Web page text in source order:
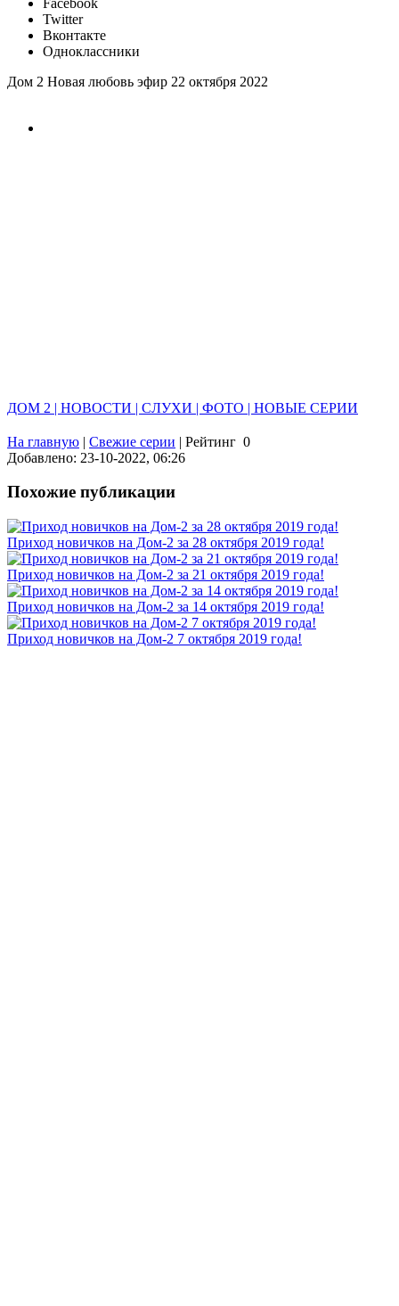
Twitter
Вконтакте
Одноклассники
Дом 2 Новая любовь эфир 22 октября 2022
ДОМ 2 | НОВОСТИ | СЛУХИ | ФОТО | НОВЫЕ СЕРИИ
На главную | Свежие серии | Рейтинг 0
Добавлено: 23-10-2022, 06:26
Похожие публикации
Приход новичков на Дом-2 за 28 октября 2019 года!
Приход новичков на Дом-2 за 21 октября 2019 года!
Приход новичков на Дом-2 за 14 октября 2019 года!
Приход новичков на Дом-2 7 октября 2019 года!